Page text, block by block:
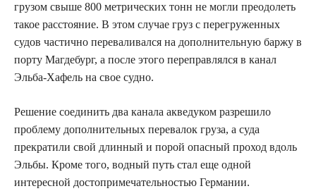
грузом свыше 800 метрических тонн не могли преодолеть
такое расстояние. В этом случае груз с перегруженных
судов частично переваливался на дополнительную баржу в
порту Магдебург, а после этого переправлялся в канал
Эльба-Хафель на свое судно.
Решение соединить два канала акведуком разрешило
проблему дополнительных перевалок груза, а суда
прекратили свой длинный и порой опасный проход вдоль
Эльбы. Кроме того, водный путь стал еще одной
интересной достопримечательностью Германии.